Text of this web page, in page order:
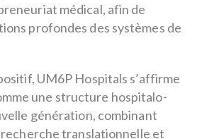
médical, afin de
profondes des systèmes de
UM6P Hospitals s’affirme
une structure hospitalo-
génération, combinant
translationnelle et